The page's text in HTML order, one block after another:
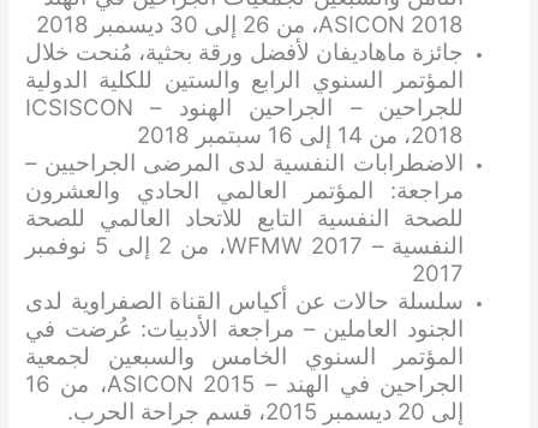
ASICON 2018، من 26 إلى 30 ديسمبر 2018
جائزة ماهاديفان لأفضل ورقة بحثية، مُنحت خلال
المؤتمر السنوي الرابع والستين للكلية الدولية
للجراحين – الجراحين الهنود – ICSISCON
2018، من 14 إلى 16 سبتمبر 2018
الاضطرابات النفسية لدى المرضى الجراحيين –
مراجعة: المؤتمر العالمي الحادي والعشرون
للصحة النفسية التابع للاتحاد العالمي للصحة
النفسية – WFMW 2017، من 2 إلى 5 نوفمبر
2017
سلسلة حالات عن أكياس القناة الصفراوية لدى
الجنود العاملين – مراجعة الأدبيات: عُرضت في
المؤتمر السنوي الخامس والسبعين لجمعية
الجراحين في الهند – ASICON 2015، من 16
إلى 20 ديسمبر 2015، قسم جراحة الحرب.